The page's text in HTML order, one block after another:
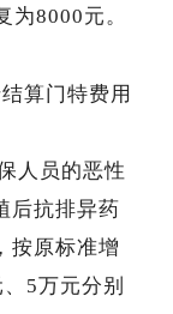
为8000元。
算门特费用
人员的恶性
后抗排异药
按原标准增
5万元分别